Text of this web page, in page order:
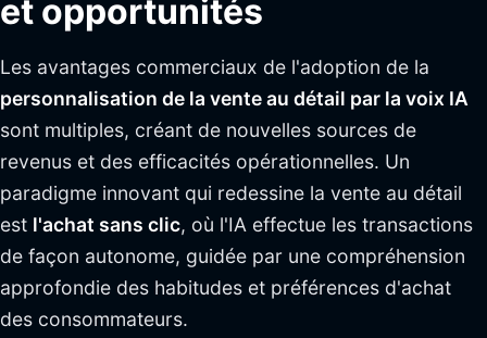
et opportunités
Les avantages commerciaux de l'adoption de la
personnalisation de la vente au détail par la voix IA
sont multiples, créant de nouvelles sources de
revenus et des efficacités opérationnelles. Un
paradigme innovant qui redessine la vente au détail
est l'achat sans clic, où l'IA effectue les transactions
de façon autonome, guidée par une compréhension
approfondie des habitudes et préférences d'achat
des consommateurs.